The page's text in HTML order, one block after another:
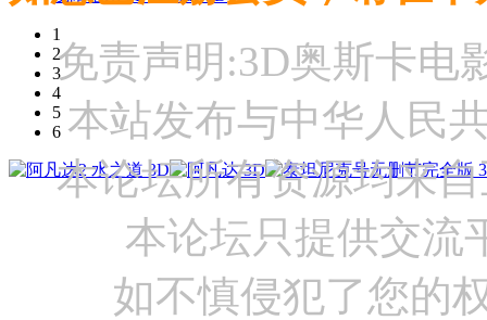
1
2
3
4
5
6
免责声明:3D奥斯卡电
本站发布与中华人民
本论坛所有资源均来
本论坛只提供交流
如不慎侵犯了您的